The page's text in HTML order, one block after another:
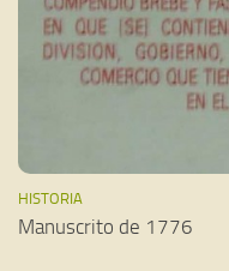
HISTORIA
Manuscrito de 1776